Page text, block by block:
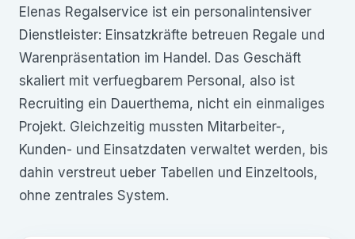
Elenas Regalservice ist ein personalintensiver
Dienstleister: Einsatzkräfte betreuen Regale und
Warenpräsentation im Handel. Das Geschäft
skaliert mit verfuegbarem Personal, also ist
Recruiting ein Dauerthema, nicht ein einmaliges
Projekt. Gleichzeitig mussten Mitarbeiter-,
Kunden- und Einsatzdaten verwaltet werden, bis
dahin verstreut ueber Tabellen und Einzeltools,
ohne zentrales System.